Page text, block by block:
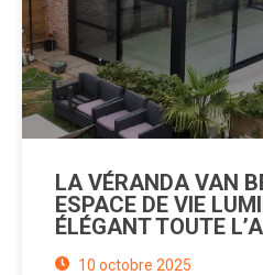
LA VÉRANDA VAN
ESPACE DE VIE
ÉLÉGANT TOUTE
10 octobre 2025